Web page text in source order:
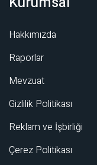
Hakkımızda
Raporlar
Mevzuat
Gizlilik Politikası
Reklam ve İşbirliği
Çerez Politikası